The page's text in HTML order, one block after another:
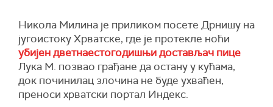
Никола Милина је приликом посете Дрнишу на
југоистоку Хрватске, где је протекле ноћи
убијен дветнаестогодишњи достављач пице
Лука М. позвао грађане да остану у кућама,
док починилац злочина не буде ухваћен,
преноси хрватски портал Индекс.